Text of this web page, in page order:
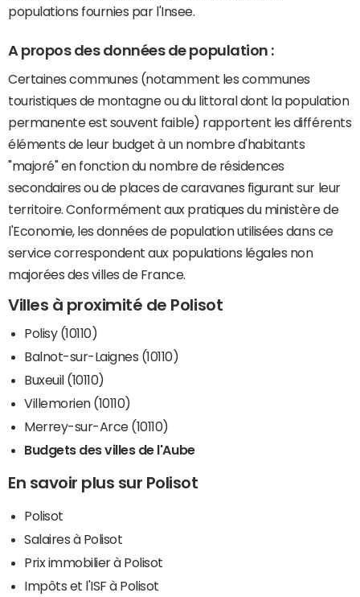
populations fournies par l'Insee.
A propos des données de population :
Certaines communes (notamment les communes
touristiques de montagne ou du littoral dont la population
permanente est souvent faible) rapportent les différents
éléments de leur budget à un nombre d'habitants
"majoré" en fonction du nombre de résidences
secondaires ou de places de caravanes figurant sur leur
territoire. Conformément aux pratiques du ministère de
l'Economie, les données de population utilisées dans ce
service correspondent aux populations légales non
majorées des villes de France.
Villes à proximité de Polisot
Polisy (10110)
Balnot-sur-Laignes (10110)
Buxeuil (10110)
Villemorien (10110)
Merrey-sur-Arce (10110)
Budgets des villes de l'Aube
En savoir plus sur Polisot
Polisot
Salaires à Polisot
Prix immobilier à Polisot
Impôts et l'ISF à Polisot